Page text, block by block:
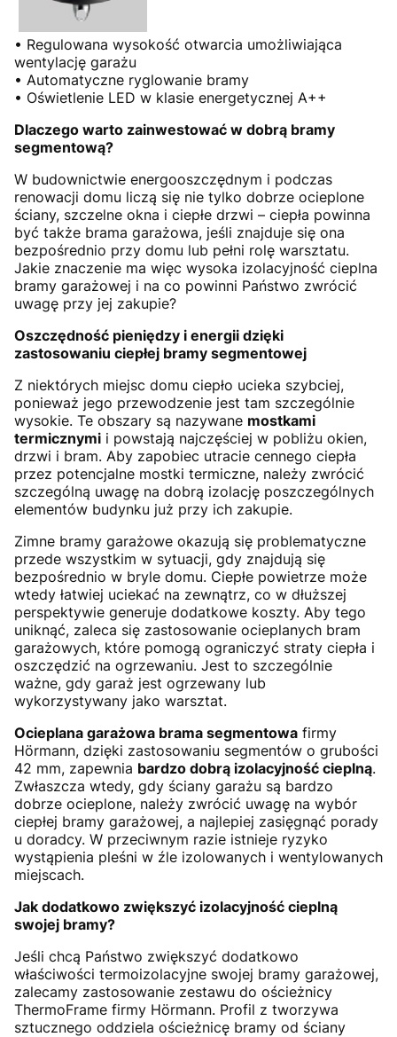
• Regulowana wysokość otwarcia umożliwiająca
wentylację garażu
• Automatyczne ryglowanie bramy
• Oświetlenie LED w klasie energetycznej A++
Dlaczego warto zainwestować w dobrą bramy
segmentową?
W budownictwie energooszczędnym i podczas
renowacji domu liczą się nie tylko dobrze ocieplone
ściany, szczelne okna i ciepłe drzwi – ciepła powinna
być także brama garażowa, jeśli znajduje się ona
bezpośrednio przy domu lub pełni rolę warsztatu.
Jakie znaczenie ma więc wysoka izolacyjność cieplna
bramy garażowej i na co powinni Państwo zwrócić
uwagę przy jej zakupie?
Oszczędność pieniędzy i energii dzięki
zastosowaniu ciepłej bramy segmentowej
Z niektórych miejsc domu ciepło ucieka szybciej,
ponieważ jego przewodzenie jest tam szczególnie
wysokie. Te obszary są nazywane mostkami
termicznymi i powstają najczęściej w pobliżu okien,
drzwi i bram. Aby zapobiec utracie cennego ciepła
przez potencjalne mostki termiczne, należy zwrócić
szczególną uwagę na dobrą izolację poszczególnych
elementów budynku już przy ich zakupie.
Zimne bramy garażowe okazują się problematyczne
przede wszystkim w sytuacji, gdy znajdują się
bezpośrednio w bryle domu. Ciepłe powietrze może
wtedy łatwiej uciekać na zewnątrz, co w dłuższej
perspektywie generuje dodatkowe koszty. Aby tego
uniknąć, zaleca się zastosowanie ocieplanych bram
garażowych, które pomogą ograniczyć straty ciepła i
oszczędzić na ogrzewaniu. Jest to szczególnie
ważne, gdy garaż jest ogrzewany lub
wykorzystywany jako warsztat.
Ocieplana garażowa brama segmentowa firmy
Hörmann, dzięki zastosowaniu segmentów o grubości
42 mm, zapewnia bardzo dobrą izolacyjność cieplną.
Zwłaszcza wtedy, gdy ściany garażu są bardzo
dobrze ocieplone, należy zwrócić uwagę na wybór
ciepłej bramy garażowej, a najlepiej zasięgnąć porady
u doradcy. W przeciwnym razie istnieje ryzyko
wystąpienia pleśni w źle izolowanych i wentylowanych
miejscach.
Jak dodatkowo zwiększyć izolacyjność cieplną
swojej bramy?
Jeśli chcą Państwo zwiększyć dodatkowo
właściwości termoizolacyjne swojej bramy garażowej,
zalecamy zastosowanie zestawu do ościeżnicy
ThermoFrame firmy Hörmann. Profil z tworzywa
sztucznego oddziela ościeżnicę bramy od ściany